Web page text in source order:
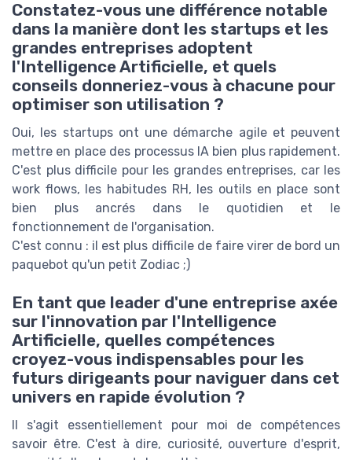
Constatez-vous une différence notable
dans la manière dont les startups et les
grandes entreprises adoptent
l'Intelligence Artificielle, et quels
conseils donneriez-vous à chacune pour
optimiser son utilisation ?
Oui, les startups ont une démarche agile et peuvent
mettre en place des processus IA bien plus rapidement.
C'est plus difficile pour les grandes entreprises, car les
work flows, les habitudes RH, les outils en place sont
bien plus ancrés dans le quotidien et le
fonctionnement de l'organisation.
C'est connu : il est plus difficile de faire virer de bord un
paquebot qu'un petit Zodiac ;)
En tant que leader d'une entreprise axée
sur l'innovation par l'Intelligence
Artificielle, quelles compétences
croyez-vous indispensables pour les
futurs dirigeants pour naviguer dans cet
univers en rapide évolution ?
Il s'agit essentiellement pour moi de compétences
savoir être. C'est à dire, curiosité, ouverture d'esprit,